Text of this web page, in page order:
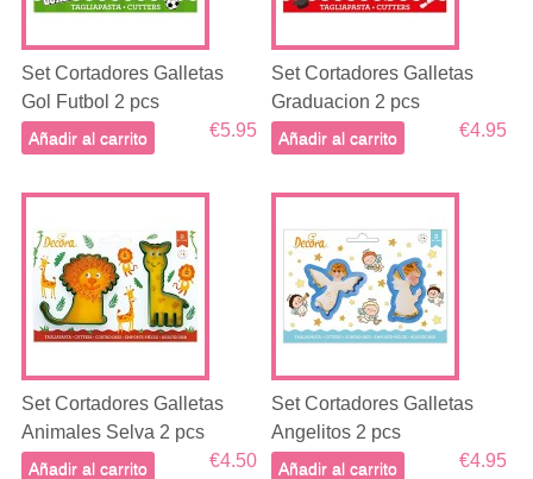
Set Cortadores Galletas
Gol Futbol 2 pcs
€5.95
Añadir al carrito
Set Cortadores Galletas
Graduacion 2 pcs
€4.95
Añadir al carrito
Set Cortadores Galletas
Animales Selva 2 pcs
€4.50
Añadir al carrito
Set Cortadores Galletas
Angelitos 2 pcs
€4.95
Añadir al carrito